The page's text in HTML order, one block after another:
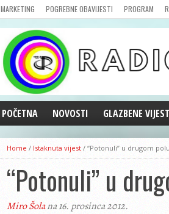
MARKETING POGREBNE OBAVIJESTI PROGRAM
POČETNA NOVOSTI
AKTUALNOSTI
CRNA KRONIKA
POLITIKA
ZANIMLJIVOSTI
GOSPODARSTVO
GLAZBENE
Home / Istaknuta vijest / “Potonuli” u drugom
“Potonuli” u
Miro Šolana 16. prosinca 2012.